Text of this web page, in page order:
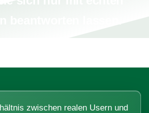
zwischen realen Usern und